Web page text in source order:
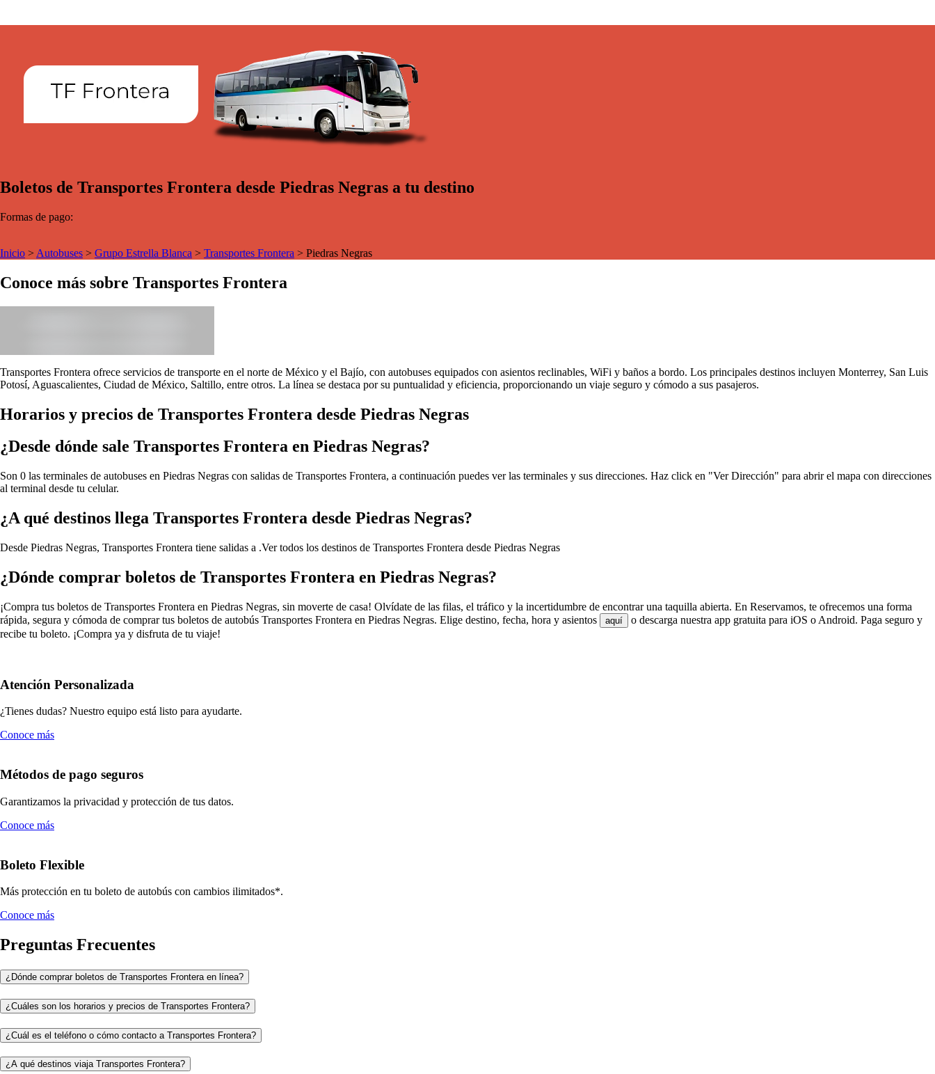
Boletos de Transportes Frontera desde Piedras Negras a tu destino
Formas de pago:
Inicio > Autobuses > Grupo Estrella Blanca > Transportes Frontera > Piedras Negras
Conoce más sobre Transportes Frontera
Transportes Frontera ofrece servicios de transporte en el norte de México y el Bajío, con autobuses equipados con asientos reclinables, WiFi y baños a bordo. Los principales destinos incluyen Monterrey, San Luis
Potosí, Aguascalientes, Ciudad de México, Saltillo, entre otros. La línea se destaca por su puntualidad y eficiencia, proporcionando un viaje seguro y cómodo a sus pasajeros.
Horarios y precios de Transportes Frontera desde Piedras Negras
¿Desde dónde sale Transportes Frontera en Piedras Negras?
Son 0 las terminales de autobuses en Piedras Negras con salidas de Transportes Frontera, a continuación puedes ver las terminales y sus direcciones. Haz click en "Ver Dirección" para abrir el mapa con direcciones
al terminal desde tu celular.
¿A qué destinos llega Transportes Frontera desde Piedras Negras?
Desde Piedras Negras, Transportes Frontera tiene salidas a .Ver todos los destinos de Transportes Frontera desde Piedras Negras
¿Dónde comprar boletos de Transportes Frontera en Piedras Negras?
¡Compra tus boletos de Transportes Frontera en Piedras Negras, sin moverte de casa! Olvídate de las filas, el tráfico y la incertidumbre de encontrar una taquilla abierta. En Reservamos, te ofrecemos una forma
rápida, segura y cómoda de comprar tus boletos de autobús Transportes Frontera en Piedras Negras. Elige destino, fecha, hora y asientos
aquí
o descarga nuestra app gratuita para iOS o Android. Paga seguro y
recibe tu boleto. ¡Compra ya y disfruta de tu viaje!
Atención Personalizada
¿Tienes dudas? Nuestro equipo está listo para ayudarte.
Conoce más
Métodos de pago seguros
Garantizamos la privacidad y protección de tus datos.
Conoce más
Boleto Flexible
Más protección en tu boleto de autobús con cambios ilimitados*.
Conoce más
Preguntas Frecuentes
¿Dónde comprar boletos de Transportes Frontera en línea?
¿Cuáles son los horarios y precios de Transportes Frontera?
¿Cuál es el teléfono o cómo contacto a Transportes Frontera?
¿A qué destinos viaja Transportes Frontera?